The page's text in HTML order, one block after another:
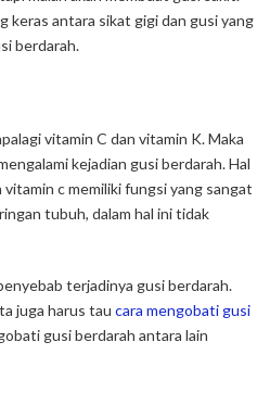
keras antara sikat gigi dan gusi yang
berdarah.
vitamin C dan vitamin K. Maka
kejadian gusi berdarah. Hal
c memiliki fungsi yang sangat
tubuh, dalam hal ini tidak
terjadinya gusi berdarah.
juga harus tau cara mengobati gusi
gusi berdarah antara lain